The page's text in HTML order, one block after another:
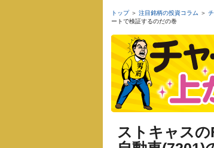
トップ＞ 注目銘柄の投資コラム ＞
ートで検証するのだの巻
ストキャス